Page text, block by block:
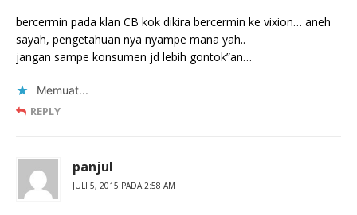
bercermin pada klan CB kok dikira bercermin ke vixion… aneh
sayah, pengetahuan nya nyampe mana yah..
jangan sampe konsumen jd lebih gontok”an…
Memuat...
REPLY
panjul
JULI 5, 2015 PADA 2:58 AM